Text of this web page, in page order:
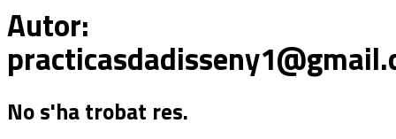
Autor:
No s'ha trobat res.